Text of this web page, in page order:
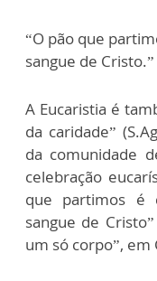
“O pão que
sangue de Cristo.”
A Eucaristia é
da caridade”
da comunidade
celebração
que partimos é
sangue de
um só corpo”, em